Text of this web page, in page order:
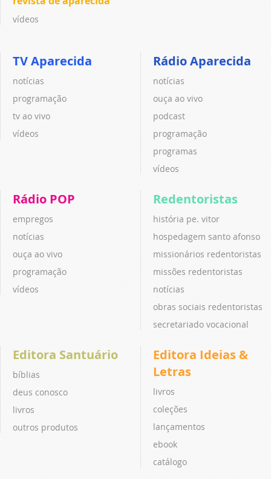
vídeos
TV Aparecida
notícias
programação
tv ao vivo
vídeos
Rádio Aparecida
notícias
ouça ao vivo
podcast
programação
programas
vídeos
Rádio POP
empregos
notícias
ouça ao vivo
programação
vídeos
Redentoristas
história pe. vitor
hospedagem santo afonso
missionários redentoristas
missões redentoristas
notícias
obras sociais redentoristas
secretariado vocacional
Editora Santuário
bíblias
deus conosco
livros
outros produtos
Editora Ideias &
Letras
livros
coleções
lançamentos
ebook
catálogo